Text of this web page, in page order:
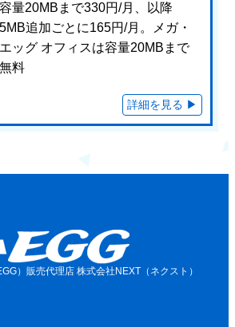
容量20MBまで330円/月、以降
5MB追加ごとに165円/月。メガ・
エッグ オフィスは容量20MBまで
無料
）販売代理店 株式会社NEXT（ネクスト）